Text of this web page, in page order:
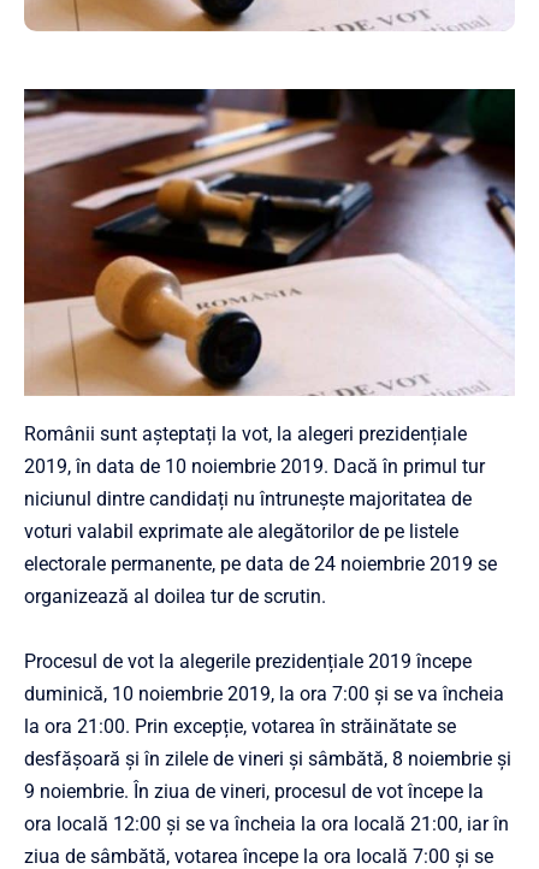
Românii sunt așteptați la vot, la alegeri prezidențiale
2019, în data de 10 noiembrie 2019. Dacă în primul tur
niciunul dintre candidați nu întrunește majoritatea de
voturi valabil exprimate ale alegătorilor de pe listele
electorale permanente, pe data de 24 noiembrie 2019 se
organizează al doilea tur de scrutin.
Procesul de vot la alegerile prezidențiale 2019 începe
duminică, 10 noiembrie 2019, la ora 7:00 și se va încheia
la ora 21:00. Prin excepție, votarea în străinătate se
desfășoară și în zilele de vineri și sâmbătă, 8 noiembrie și
9 noiembrie. În ziua de vineri, procesul de vot începe la
ora locală 12:00 și se va încheia la ora locală 21:00, iar în
ziua de sâmbătă, votarea începe la ora locală 7:00 și se